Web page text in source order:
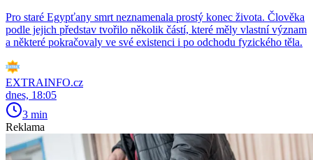
Pro staré Egypťany smrt neznamenala prostý konec života. Člověka
podle jejich představ tvořilo několik částí, které měly vlastní význam
a některé pokračovaly ve své existenci i po odchodu fyzického těla.
EXTRAINFO.cz
dnes, 18:05
3 min
Reklama